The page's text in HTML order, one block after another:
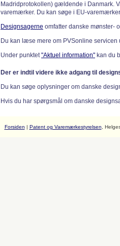
Madridprotokollen) gældende i Danmark.
varemærker. Du kan søge i EU-
Designsagerne omfatter danske mønster-
Du kan læse mere om PVSonline
Under punktet"Aktuel information" kan du
Der er indtil videre ikke adgang til
Du kan søge oplysninger om danske
Hvis du har spørgsmål om danske
Forsiden | Patent og Varemærkestyrelsen ,